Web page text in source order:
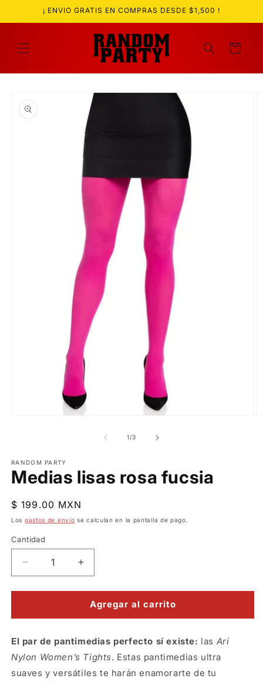
directamente
al contenido
¡ ENVIO GRATIS EN COMPRAS DESDE $1,500 !
Carrito
a la
información
una
ventana
modal
1/de
3
RANDOM PARTY
Medias lisas rosa fucsia
Precio
habitual
$ 199.00 MXN
Los gastos de envío se calculan en la pantalla de pago.
Cantidad
Reducir
cantidad
para
lisas
fucsia
Aumentar
cantidad
para
Medias
lisas
fucsia
Agregar al carrito
El par de pantimedias perfecto sí existe: las Ari
Nylon Women’s Tights. Estas pantimedias ultra
suaves y versátiles te harán enamorarte de tu